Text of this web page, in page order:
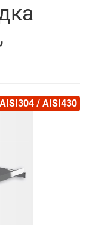
AISI304 / AISI430